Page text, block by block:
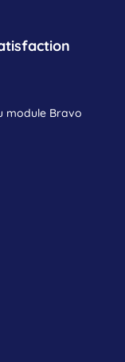
module Bravo